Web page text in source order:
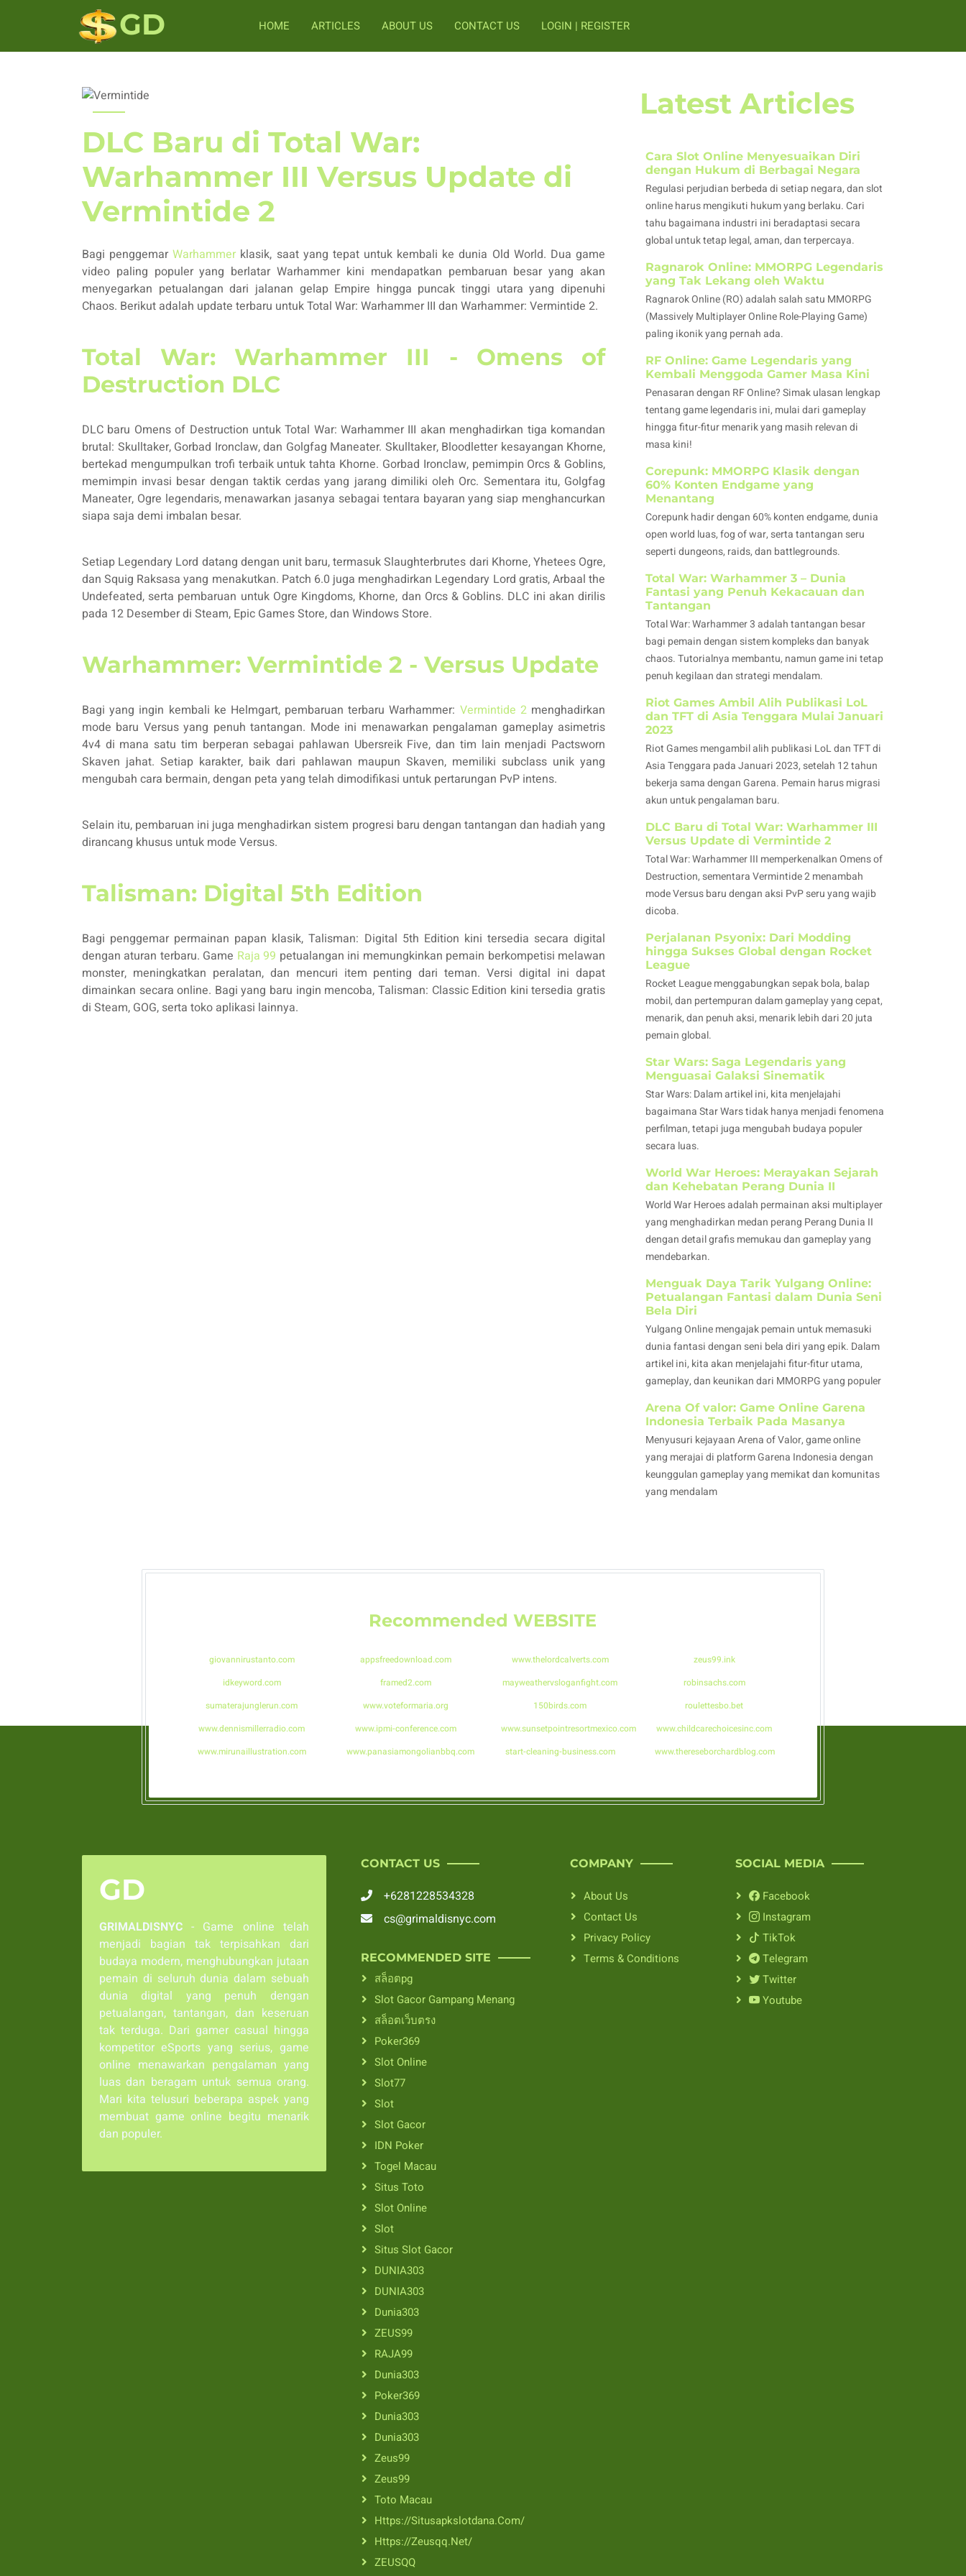
GD HOME ARTICLES ABOUT US CONTACT US LOGIN | REGISTER
DLC Baru di Total War:
Warhammer III Versus Update di
Vermintide 2
Bagi penggemarWarhammer klasik, saat yang tepat untuk kembali ke dunia Old World. Dua game
video paling populer yang berlatar Warhammer kini mendapatkan pembaruan besar yang akan
menyegarkan petualangan dari jalanan gelap Empire hingga puncak tinggi utara yang dipenuhi
Chaos. Berikut adalah update terbaru untuk Total War: Warhammer III dan Warhammer: Vermintide 2.
Total War: Warhammer III - Omens of
Destruction DLC
DLC baru Omens of Destruction untuk Total War: Warhammer III akan menghadirkan tiga komandan
brutal: Skulltaker, Gorbad Ironclaw, dan Golgfag Maneater. Skulltaker, Bloodletter kesayangan Khorne,
bertekad mengumpulkan trofi terbaik untuk tahta Khorne. Gorbad Ironclaw, pemimpin Orcs & Goblins,
memimpin invasi besar dengan taktik cerdas yang jarang dimiliki oleh Orc. Sementara itu, Golgfag
Maneater, Ogre legendaris, menawarkan jasanya sebagai tentara bayaran yang siap menghancurkan
siapa saja demi imbalan besar.
Setiap Legendary Lord datang dengan unit baru, termasuk Slaughterbrutes dari Khorne, Yhetees Ogre,
dan Squig Raksasa yang menakutkan. Patch 6.0 juga menghadirkan Legendary Lord gratis, Arbaal the
Undefeated, serta pembaruan untuk Ogre Kingdoms, Khorne, dan Orcs & Goblins. DLC ini akan dirilis
pada 12 Desember di Steam, Epic Games Store, dan Windows Store.
Warhammer: Vermintide 2 - Versus Update
Bagi yang ingin kembali ke Helmgart, pembaruan terbaru Warhammer: Vermintide 2menghadirkan
mode baru Versus yang penuh tantangan. Mode ini menawarkan pengalaman gameplay asimetris
4v4 di mana satu tim berperan sebagai pahlawan Ubersreik Five, dan tim lain menjadi Pactsworn
Skaven jahat. Setiap karakter, baik dari pahlawan maupun Skaven, memiliki subclass unik yang
mengubah cara bermain, dengan peta yang telah dimodifikasi untuk pertarungan PvP intens.
Selain itu, pembaruan ini juga menghadirkan sistem progresi baru dengan tantangan dan hadiah yang
dirancang khusus untuk mode Versus.
Talisman: Digital 5th Edition
Bagi penggemar permainan papan klasik, Talisman: Digital 5th Edition kini tersedia secara digital
dengan aturan terbaru. Game Raja 99 petualangan ini memungkinkan pemain berkompetisi melawan
monster, meningkatkan peralatan, dan mencuri item penting dari teman. Versi digital ini dapat
dimainkan secara online. Bagi yang baru ingin mencoba, Talisman: Classic Edition kini tersedia gratis
di Steam, GOG, serta toko aplikasi lainnya.
Latest Articles
Cara Slot Online Menyesuaikan Diri
dengan Hukum di Berbagai Negara
Regulasi perjudian berbeda di setiap negara, dan slot
online harus mengikuti hukum yang berlaku. Cari
tahu bagaimana industri ini beradaptasi secara
global untuk tetap legal, aman, dan terpercaya.
Ragnarok Online: MMORPG Legendaris
yang Tak Lekang oleh Waktu
Ragnarok Online (RO) adalah salah satu MMORPG
(Massively Multiplayer Online Role-Playing Game)
paling ikonik yang pernah ada.
RF Online: Game Legendaris yang
Kembali Menggoda Gamer Masa Kini
Penasaran dengan RF Online? Simak ulasan lengkap
tentang game legendaris ini, mulai dari gameplay
hingga fitur-fitur menarik yang masih relevan di
masa kini!
Corepunk: MMORPG Klasik dengan
60% Konten Endgame yang
Menantang
Corepunk hadir dengan 60% konten endgame, dunia
open world luas, fog of war, serta tantangan seru
seperti dungeons, raids, dan battlegrounds.
Total War: Warhammer 3 – Dunia
Fantasi yang Penuh Kekacauan dan
Tantangan
Total War: Warhammer 3 adalah tantangan besar
bagi pemain dengan sistem kompleks dan banyak
chaos. Tutorialnya membantu, namun game ini tetap
penuh kegilaan dan strategi mendalam.
Riot Games Ambil Alih Publikasi LoL
dan TFT di Asia Tenggara Mulai Januari
2023
Riot Games mengambil alih publikasi LoL dan TFT di
Asia Tenggara pada Januari 2023, setelah 12 tahun
bekerja sama dengan Garena. Pemain harus migrasi
akun untuk pengalaman baru.
DLC Baru di Total War: Warhammer III
Versus Update di Vermintide 2
Total War: Warhammer III memperkenalkan Omens of
Destruction, sementara Vermintide 2 menambah
mode Versus baru dengan aksi PvP seru yang wajib
dicoba.
Perjalanan Psyonix: Dari Modding
hingga Sukses Global dengan Rocket
League
Rocket League menggabungkan sepak bola, balap
mobil, dan pertempuran dalam gameplay yang cepat,
menarik, dan penuh aksi, menarik lebih dari 20 juta
pemain global.
Star Wars: Saga Legendaris yang
Menguasai Galaksi Sinematik
Star Wars: Dalam artikel ini, kita menjelajahi
bagaimana Star Wars tidak hanya menjadi fenomena
perfilman, tetapi juga mengubah budaya populer
secara luas.
World War Heroes: Merayakan Sejarah
dan Kehebatan Perang Dunia II
World War Heroes adalah permainan aksi multiplayer
yang menghadirkan medan perang Perang Dunia II
dengan detail grafis memukau dan gameplay yang
mendebarkan.
Menguak Daya Tarik Yulgang Online:
Petualangan Fantasi dalam Dunia Seni
Bela Diri
Yulgang Online mengajak pemain untuk memasuki
dunia fantasi dengan seni bela diri yang epik. Dalam
artikel ini, kita akan menjelajahi fitur-fitur utama,
gameplay, dan keunikan dari MMORPG yang populer
Arena Of valor: Game Online Garena
Indonesia Terbaik Pada Masanya
Menyusuri kejayaan Arena of Valor, game online
yang merajai di platform Garena Indonesia dengan
keunggulan gameplay yang memikat dan komunitas
yang mendalam
RecommendedWEBSITE
giovannirustanto.com appsfreedownload.com www.thelordcalverts.com
zeus99.ink
idkeyword.com
framed2.com mayweathervsloganfight.com
robinsachs.com
sumaterajunglerun.com
www.voteformaria.org 150birds.com
roulettesbo.bet
www.dennismillerradio.com
www.ipmi-conference.com www.sunsetpointresortmexico.com
www.childcarechoicesinc.com
www.mirunaillustration.com
www.panasiamongolianbbq.com start-cleaning-business.com www.thereseborchardblog.com
GD
GRIMALDISNYC - Game online telah
menjadi bagian tak terpisahkan dari
budaya modern, menghubungkan jutaan
pemain di seluruh dunia dalam sebuah
dunia digital yang penuh dengan
petualangan, tantangan, dan keseruan
tak terduga. Dari gamer casual hingga
kompetitor eSports yang serius, game
online menawarkan pengalaman yang
luas dan beragam untuk semua orang.
Mari kita telusuri beberapa aspek yang
membuat game online begitu menarik
dan populer.
CONTACT US
+6281228534328
cs@grimaldisnyc.com
RECOMMENDED SITE
สล็อตpg
Slot Gacor Gampang Menang
สล็อตเว็บตรง
Poker369
Slot Online
Slot77
Slot
Slot Gacor
IDN Poker
Togel Macau
Situs Toto
Slot Online
Slot
Situs Slot Gacor
DUNIA303
DUNIA303
Dunia303
ZEUS99
RAJA99
Dunia303
Poker369
Dunia303
Dunia303
Zeus99
Zeus99
Toto Macau
Https://situsapkslotdana.com/
Https://zeusqq.net/
ZEUSQQ
COMPANY
About Us
Contact Us
Privacy Policy
Terms & Conditions
SOCIAL MEDIA
Facebook
Instagram
TikTok
Telegram
Twitter
Youtube